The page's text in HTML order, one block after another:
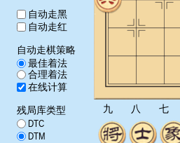
自动走黑
自动走红
自动走棋策略
最佳着法
合理着法
在线计算
残局库类型
DTC
DTM
九 八 七